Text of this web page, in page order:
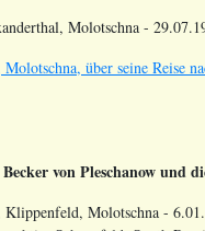
Molotschna -
über seine Reise
von Pleschanow und
Klippenfeld, Molotschna -